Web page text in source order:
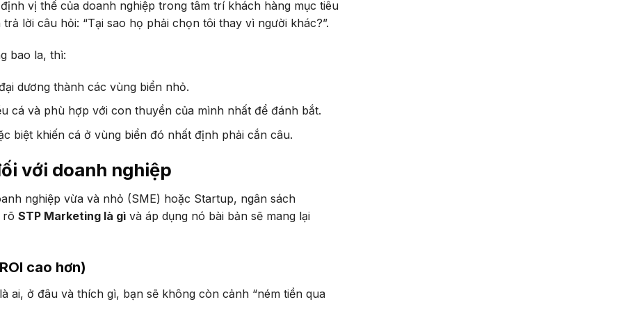
vị thế của doanh nghiệp trong tâm trí khách hàng mục tiêu
lời câu hỏi: “Tại sao họ phải chọn tôi thay vì người khác?”.
bao la, thì:
dương thành các vùng biển nhỏ.
cá và phù hợp với con thuyền của mình nhất để đánh bắt.
biệt khiến cá ở vùng biển đó nhất định phải cắn câu.
với doanh nghiệp
nghiệp vừa và nhỏ (SME) hoặc Startup, ngân sách
rõ STP Marketing là gì và áp dụng nó bài bản sẽ mang lại
cao hơn)
ai, ở đâu và thích gì, bạn sẽ không còn cảnh “ném tiền qua